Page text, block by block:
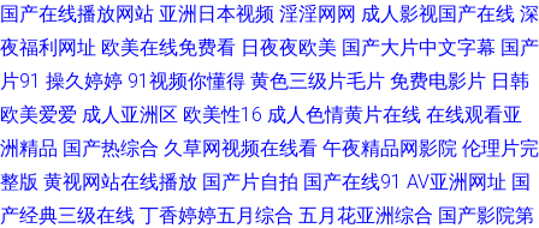
月天亚洲 俺来也123 人人妻人人妻人人草 91老熟女露脸精品 海角社区福利
专区 黑丝袜AV影院 91操人视频 极品影视一区二区三区 91国摸 国产天堂网
1024伦理影院 传媒视频免费在线看 手机福利刺激伦理片 91网站传媒Tv 91
国产在线播放网站 亚洲日本视频 淫淫网网 成人影视国产在线 深
夜福利网址 欧美在线免费看 日夜夜欧美 国产大片中文字幕 国产
片91 操久婷婷 91视频你懂得 黄色三级片毛片 免费电影片 日韩
欧美爱爱 成人亚洲区 欧美性16 成人色情黄片在线 在线观看亚
洲精品 国产热综合 久草网视频在线看 午夜精品网影院 伦理片完
整版 黄视网站在线播放 国产片自拍 国产在线91 AV亚洲网址 国
产经典三级在线 丁香婷婷五月综合 五月花亚洲综合 国产影院第